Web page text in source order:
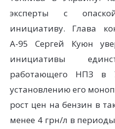
эксперты с
инициативу. Глава
А-95 Сергей Куюн
инициативы
работающего НПЗ в
установлению его
рост цен на бензин в
менее 4 грн/л в